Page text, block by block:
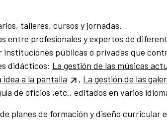
talleres, cursos y jornadas.
entre profesionales y expertos de
públicas o privadas que
didácticos: La gestión de las músicas
idea a la pantalla , La gestión de las
de oficios ,etc., editados en varios
planes de formación y diseño curricular